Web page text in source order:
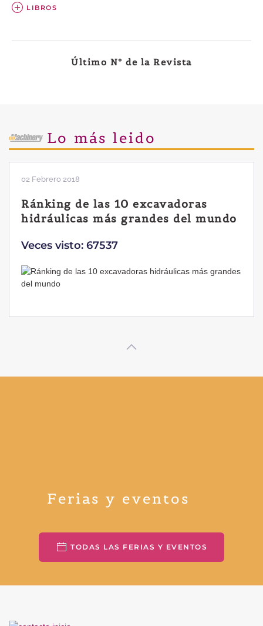
LIBROS
Último Nº de la Revista
Lo más leido
02 Febrero 2018
Ránking de las 10 excavadoras
hidráulicas más grandes del mundo
Veces visto: 67537
Ferias y eventos
TODAS LAS FERIAS Y EVENTOS